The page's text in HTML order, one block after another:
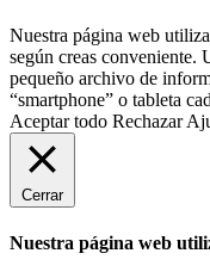
Nuestra página web
según creas conveniente.
pequeño archivo de
“smartphone” o tableta
Aceptar todo Rechazar
Cerrar
Nuestra página web